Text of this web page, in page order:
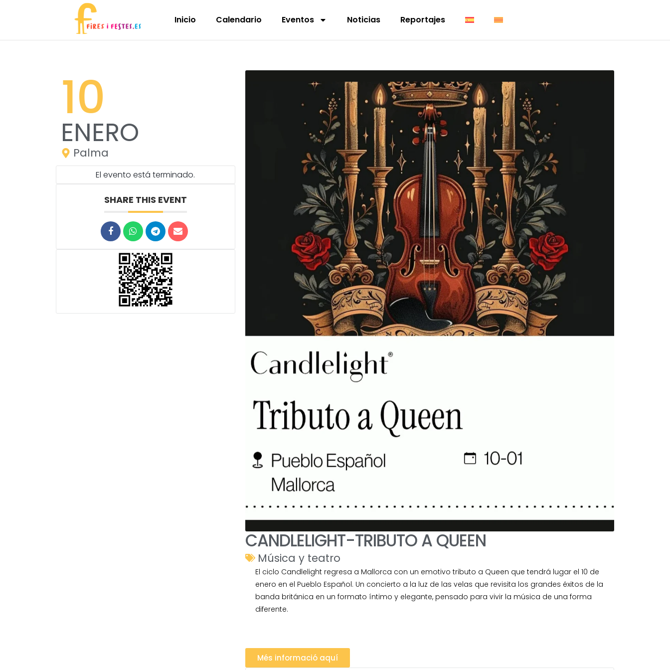
Inicio Calendario Eventos Noticias Reportajes
10
ENERO
Palma
El evento está terminado.
SHARE THIS EVENT
CANDLELIGHT-TRIBUTO A QUEEN
Música y teatro
El ciclo Candlelight regresa a Mallorca con un emotivo tributo a Queen que tendrá lugar el 10 de
enero en el Pueblo Español. Un concierto a la luz de las velas que revisita los grandes éxitos de la
banda británica en un formato íntimo y elegante, pensado para vivir la música de una forma
diferente.
Més informació aquí